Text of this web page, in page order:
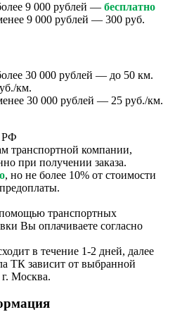
9 000 рублей — бесплатно
9 000 рублей — 300 руб.
30 000 рублей — до 50 км.
км.
30 000 рублей — 25 руб./км.
РФ
транспортной компании,
при получении заказа.
, но не более 10% от стоимости
помощью транспортных
Вы оплачиваете согласно
в течение 1-2 дней, далее
ТК зависит от выбранной
Москва.